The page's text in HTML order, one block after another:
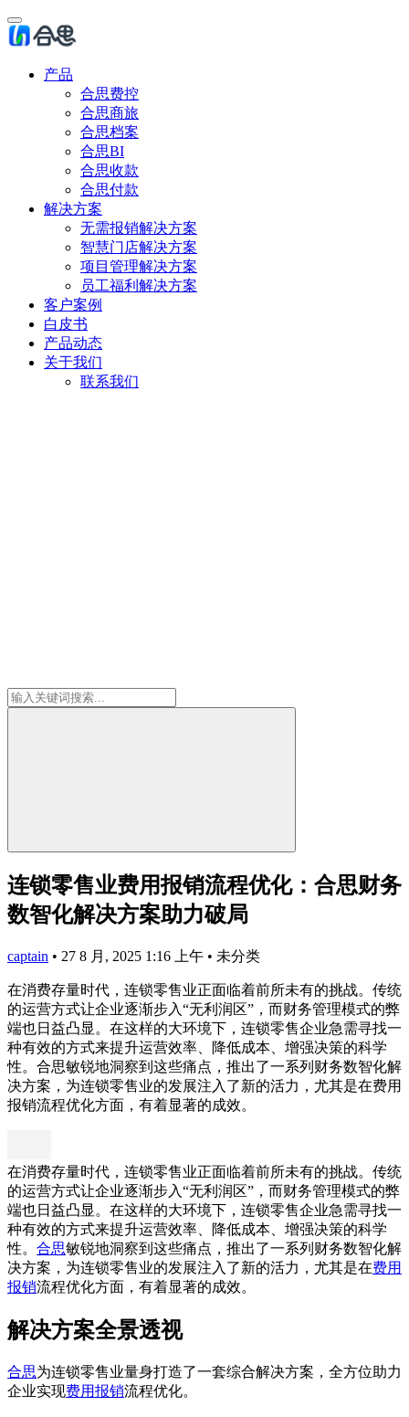
产品
合思费控
合思商旅
合思档案
合思BI
合思收款
合思付款
解决方案
无需报销解决方案
智慧门店解决方案
项目管理解决方案
员工福利解决方案
客户案例
白皮书
产品动态
关于我们
联系我们
连锁零售业费用报销流程优化：合思财务
数智化解决方案助力破局
captain • 27 8 月, 2025 1:16 上午 • 未分类
在消费存量时代，连锁零售业正面临着前所未有的挑战。传统
的运营方式让企业逐渐步入“无利润区”，而财务管理模式的弊
端也日益凸显。在这样的大环境下，连锁零售企业急需寻找一
种有效的方式来提升运营效率、降低成本、增强决策的科学
性。合思敏锐地洞察到这些痛点，推出了一系列财务数智化解
决方案，为连锁零售业的发展注入了新的活力，尤其是在费用
报销流程优化方面，有着显著的成效。
在消费存量时代，连锁零售业正面临着前所未有的挑战。传统
的运营方式让企业逐渐步入“无利润区”，而财务管理模式的弊
端也日益凸显。在这样的大环境下，连锁零售企业急需寻找一
种有效的方式来提升运营效率、降低成本、增强决策的科学
性。 合思敏锐地洞察到这些痛点，推出了一系列财务数智化解
决方案，为连锁零售业的发展注入了新的活力，尤其是在费用
报销流程优化方面，有着显著的成效。
解决方案全景透视
合思为连锁零售业量身打造了一套综合解决方案，全方位助力
企业实现费用报销流程优化。